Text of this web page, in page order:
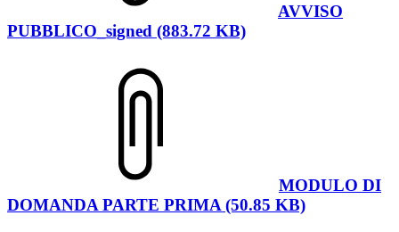
AVVISO
PUBBLICO_signed (883.72 KB)
MODULO DI
DOMANDA PARTE PRIMA (50.85 KB)